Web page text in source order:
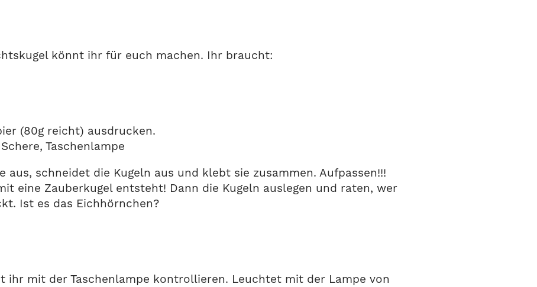
könnt ihr für euch machen. Ihr braucht:
(80g reicht) ausdrucken.
Taschenlampe
aus, schneidet die Kugeln aus und klebt sie zusammen. Aufpassen!!!
eine Zauberkugel entsteht! Dann die Kugeln auslegen und raten, wer
Ist es das Eichhörnchen?
ihr mit der Taschenlampe kontrollieren. Leuchtet mit der Lampe von